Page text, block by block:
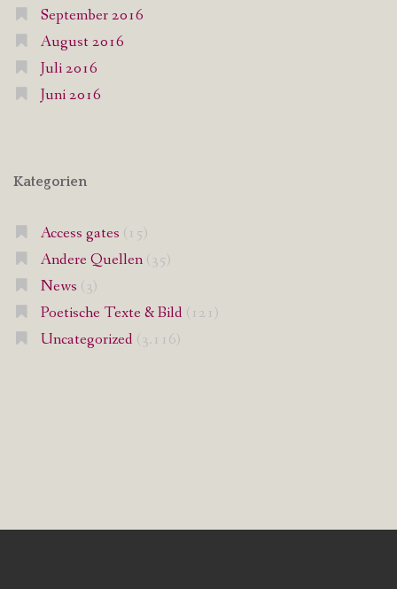
September 2016
August 2016
Juli 2016
Juni 2016
Kategorien
Access gates (15)
Andere Quellen(35)
News (3)
Poetische Texte & Bild (121)
Uncategorized (3.116)